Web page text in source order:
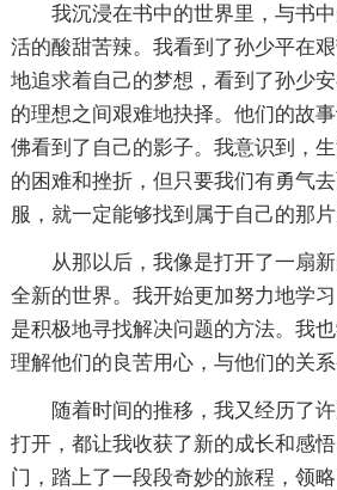
我沉浸在书中的世界里，与书
活的酸甜苦辣。我看到了孙少平在
地追求着自己的梦想，看到了孙少
的理想之间艰难地抉择。他们的故
佛看到了自己的影子。我意识到，
的困难和挫折，但只要我们有勇气
服，就一定能够找到属于自己的那片
从那以后，我像是打开了一扇
全新的世界。我开始更加努力地学
是积极地寻找解决问题的方法。我
理解他们的良苦用心，与他们的关系
随着时间的推移，我又经历了
打开，都让我收获了新的成长和感
门，踏上了一段段奇妙的旅程，领